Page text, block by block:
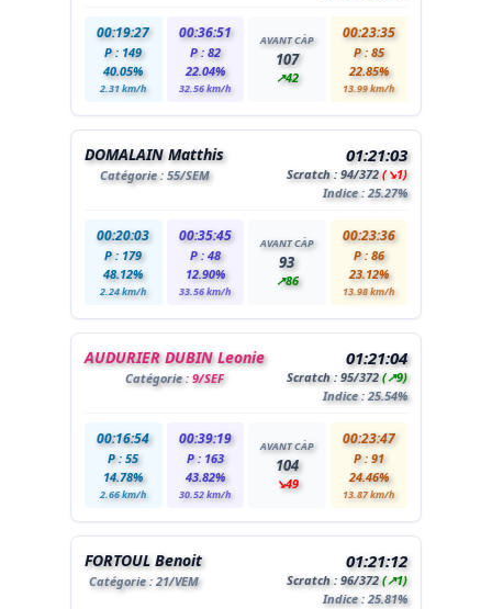
00:19:27
P : 149
40.05%
2.31 km/h
00:36:51
P : 82
22.04%
32.56 km/h
AVANT CÀP
107
↗42
00:23:35
P : 85
22.85%
13.99 km/h
DOMALAIN Matthis
Catégorie : 55/SEM
01:21:03
Scratch : 94/372(↘1)
Indice : 25.27%
00:20:03
P : 179
48.12%
2.24 km/h
00:35:45
P : 48
12.90%
33.56 km/h
AVANT CÀP
93
↗86
00:23:36
P : 86
23.12%
13.98 km/h
AUDURIER DUBIN Leonie
Catégorie : 9/SEF
01:21:04
Scratch : 95/372(↗9)
Indice : 25.54%
00:16:54
P : 55
14.78%
2.66 km/h
00:39:19
P : 163
43.82%
30.52 km/h
AVANT CÀP
104
↘49
00:23:47
P : 91
24.46%
13.87 km/h
FORTOUL Benoit
Catégorie :21/VEM
01:21:12
Scratch : 96/372(↗1)
Indice : 25.81%